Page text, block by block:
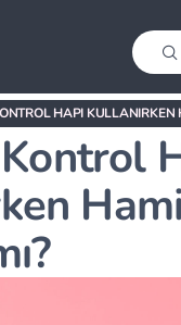
HAPI KULLANIRKEN